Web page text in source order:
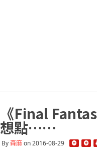
《Final
想點……
By森麻on 2016-08-29